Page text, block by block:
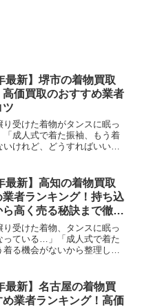
最新】堺市の着物買取
高価買取のおすすめ業者
ツ
り受けた着物がタンスに眠っ
成人式で着た振袖、もう着
いけれど、どうすればいい
。大切な思い出が詰まった着
そ、手放すなら少...
最新】高知の着物買取
業者ランキング！持ち込
高く売る秘訣まで徹底
り受けた着物、タンスに眠っ
っている…」「成人式で着た
る機会がないから整理した
った着物だからこそ、手放す
も納得のいく形...
最新】名古屋の着物買
め業者ランキング！高価